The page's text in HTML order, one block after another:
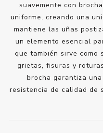
suavemente con
uniforme, creando una
mantiene las uñas
un elemento esencial
que también sirve como
grietas, fisuras y
brocha garantiza
resistencia de calidad de